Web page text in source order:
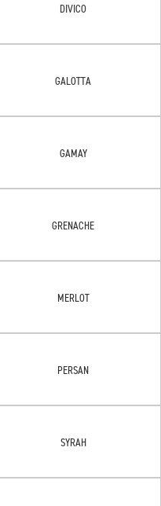
DIVICO
GALOTTA
GAMAY
GRENACHE
MERLOT
PERSAN
SYRAH